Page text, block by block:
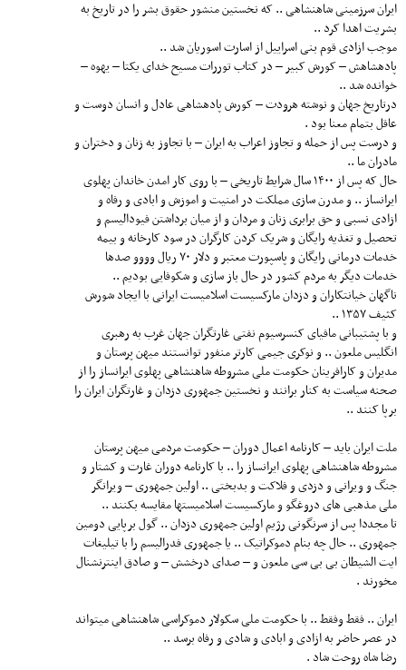
ایران سرزمینی شاهنشاهی .. که نخستین منشور حقوق بشر را در تاریخ به
بشریت اهدا کرد ..
موجب ازادی قوم بنی اسراییل از اسارت اسوریان شد ..
پادهشاهش – کورش کبیر – در کتاب توررات مسیح خدای یکتا – یهوه –
خوانده شد ..
درتاریخ جهان و نوشته هرودت – کورش پادهشاهی عادل و انسان دوست و
عاقل بتمام معنا بود .
و درست پس از حمله و تجاوز اعراب به ایران – با تجاوز به زنان و دختران و
مادران ما ..
حال که پس از ۱۴۰۰ سال شرایط تاریخی – با روی کار امدن خاندان پهلوی
ایرانساز .. و مدرن سازی مملکت در امنیت و اموزش و ابادی و رفاه و
ازادی نسبی و حق برابری زنان و مردان و از میان برداشتن فیودالیسم و
تحصیل و تغذیه رایگان و شریک کردن کارگران در سود کارخانه و بیمه
خدمات درمانی رایگان و پاسپورت معتبر و دلار ۷۰ ریال وووو صدها
خدمات دیگر به مردم کشور در حال باز سازی و شکوفایی بودیم ..
ناگهان خیانتکاران و دزدان مارکسیست اسلامیست ایرانی با ایجاد شورش
کثیف ۱۳۵۷ ..
و با پشتیبانی مافیای کنسرسیوم نفتی غارتگران جهان غرب به رهبری
انگلیس ملعون .. و نوکری جیمی کارتر منفور توانستند میهن پرستان و
مدیران و کارافرینان حکومت ملی مشروطه شاهنشاهی پهلوی ایرانساز را از
صحنه سیاست به کنار برانند و نخستین جمهوری دزدان و غارتگران ایران را
برپا کنند ..
ملت ایران باید – کارنامه اعمال دوران – حکومت مردمی میهن پرستان
مشروطه شاهنشاهی پهلوی ایرانساز را .. با کارنامه دوران غارت و کشتار و
جنگ و ویرانی و دزدی و فلاکت و بدبختی .. اولین جمهوری – ویرانگر
ملی مذهبی های دروغگو و مارکسیست اسلامیستها مقایسه بکنند ..
تا مجددا پس از سرنگونی رژیم اولین جمهوری دزدان .. گول برپایی دومین
جمهوری .. حال چه بنام دموکراتیک .. یا جمهوری فدرالیسم را با تیلیغات
ایت الشیطان بی بی سی ملعون و – صدای درخشش – و صادق اینترنشنال
مخورند .
ایران .. فقط وفقط .. با حکومت ملی سکولار دموکراسی شاهنشاهی میتواند
در عصر حاضر به ازادی و ابادی و شادی و رفاه برسد ..
رضا شاه روحت شاد .